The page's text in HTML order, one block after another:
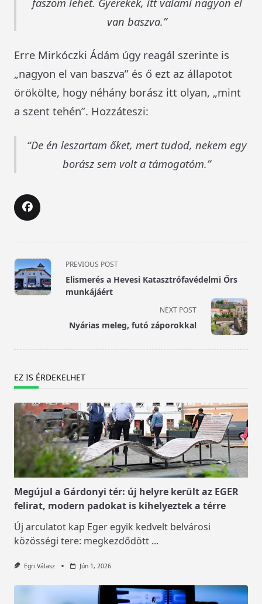
van baszva.
Erre Mirkóczki Ádám úgy reagál szerinte is
„nagyon el van baszva” és ő ezt az állapotot
örökölte, hogy néhány borász itt olyan, „mint
a szent tehén”. Hozzáteszi:
De én leszartam őket, mert tudod, nekem egy
borász sem volt a támogatóm.
<span
class="nav-
subtitle
text">Page</span>
PREVIOUS POST
Elismerés a Hevesi Katasztrófavédelmi Őrs
munkájáért
NEXT POST
Nyárias meleg, futó záporokkal
EZ IS ÉRDEKELHET
Megújul a Gárdonyi tér: új helyre került az EGER
felirat, modern padokat is kihelyeztek a térre
Új arculatot kap Eger egyik kedvelt belvárosi
közösségi tere: megkezdődött ...
Egri Válasz Jún 1, 2026